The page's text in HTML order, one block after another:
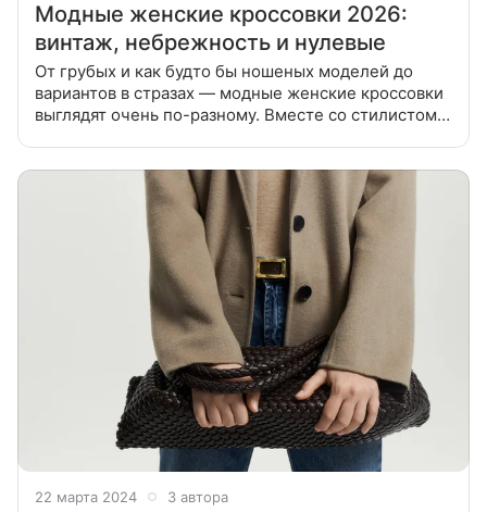
Модные женские кроссовки 2026:
винтаж, небрежность и нулевые
От грубых и как будто бы ношеных моделей до
вариантов в стразах — модные женские кроссовки
выглядят очень по-разному. Вместе со стилистом
22 марта 2024 3 автора